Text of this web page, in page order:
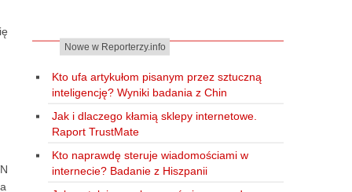
Nowe w Reporterzy.info
Kto ufa artykułom pisanym przez sztuczną
inteligencję? Wyniki badania z Chin
Jak i dlaczego kłamią sklepy internetowe.
Raport TrustMate
Kto naprawdę steruje wiadomościami w
internecie? Badanie z Hiszpanii